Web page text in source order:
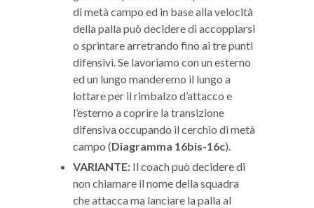
di metà campo ed in base alla velocità
della palla può decidere di accoppiarsi
o sprintare arretrando fino ai tre punti
difensivi. Se lavoriamo con un esterno
ed un lungo manderemo il lungo a
lottare per il rimbalzo d’attacco e
l’esterno a coprire la transizione
difensiva occupando il cerchio di metà
campo (Diagramma 16bis-16c).
VARIANTE: Il coach può decidere di
non chiamare il nome della squadra
che attacca ma lanciare la palla al